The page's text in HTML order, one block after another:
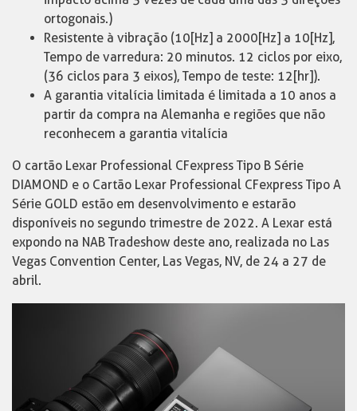
ortogonais.)
Resistente à vibração (10[Hz] a 2000[Hz] a 10[Hz],
Tempo de varredura: 20 minutos. 12 ciclos por eixo,
(36 ciclos para 3 eixos), Tempo de teste: 12[hr]).
A garantia vitalícia limitada é limitada a 10 anos a
partir da compra na Alemanha e regiões que não
reconhecem a garantia vitalícia
O cartão Lexar Professional CFexpress Tipo B Série
DIAMOND e o Cartão Lexar Professional CFexpress Tipo A
Série GOLD estão em desenvolvimento e estarão
disponíveis no segundo trimestre de 2022. A Lexar está
expondo na NAB Tradeshow deste ano, realizada no Las
Vegas Convention Center, Las Vegas, NV, de 24 a 27 de
abril.